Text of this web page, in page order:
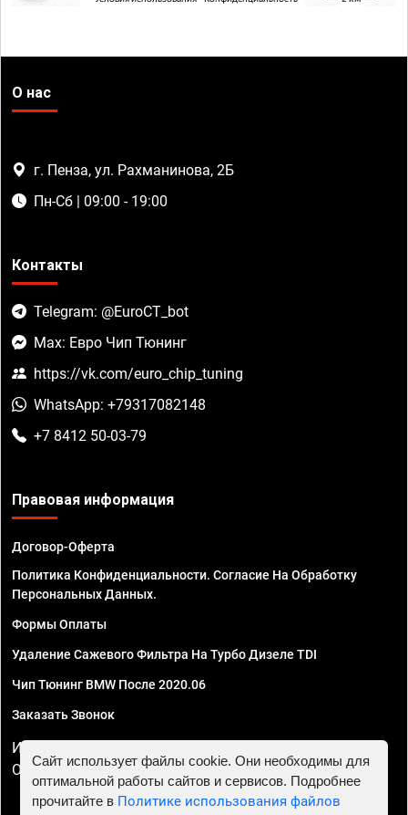
О нас
г. Пенза, ул. Рахманинова, 2Б
Пн-Сб | 09:00 - 19:00
Контакты
Telegram: @EuroCT_bot
Max: Евро Чип Тюнинг
https://vk.com/euro_chip_tuning
WhatsApp: +79317082148
+7 8412 50-03-79
Правовая информация
Договор-Оферта
Политика Конфиденциальности. Согласие На Обработку
Персональных Данных.
Формы Оплаты
Удаление Сажевого Фильтра На Турбо Дизеле TDI
Чип Тюнинг BMW После 2020.06
Заказать Звонок
ИП Смирнов Георгий Павлович. ИНН 781302555843,
ОГРНИП 324470400032610
Сайт использует файлы cookie. Они необходимы для
оптимальной работы сайтов и сервисов. Подробнее
прочитайте в Политике использования файлов